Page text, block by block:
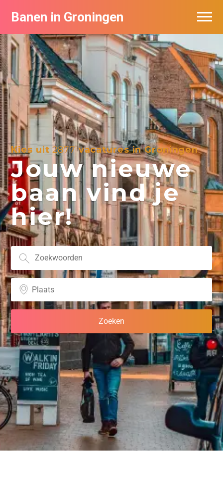
Banen in Groningen
Kies uit2877vacatures in Groningen
Jouw nieuwe
baan vind je
hier!
Vacatures per bedrijf
De populairste vacatures in Groningen
Nieuwsbrief feed